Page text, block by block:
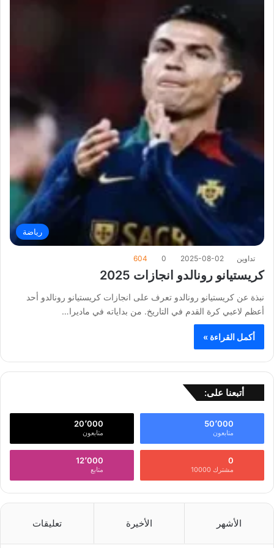
رياضة
تداوين 2025-08-02
0
604
كريستيانو رونالدو انجازات 2025
نبذة عن كريستيانو رونالدو تعرف على انجازات كريستيانو رونالدو أحد
أعظم لاعبي كرة القدم في التاريخ. من بداياته في ماديرا…
أكمل القراءة »
أتبعنا على:
50٬000
متابعون
20٬000
متابعون
0
مشترك 10000
12٬000
متابع
الأشهر الأخيرة تعليقات